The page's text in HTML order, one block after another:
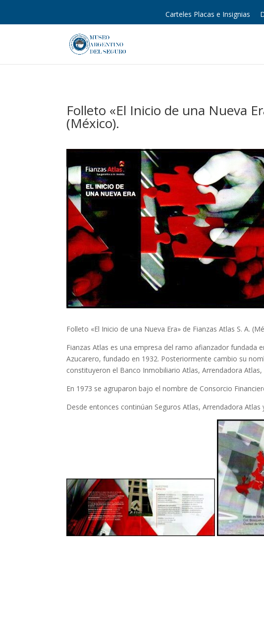
Carteles Placas e Insignias
Folleto «El Inicio de una Nueva
(México).
Folleto «El Inicio de una Nueva Era» de Fianzas Atlas S. A.
Fianzas Atlas es una empresa del ramo afianzador fundada
Azucarero, fundado en 1932. Posteriormente cambio su
constituyeron el Banco Inmobiliario Atlas, Arrendadora
En 1973 se agruparon bajo el nombre de Consorcio
Desde entonces continúan Seguros Atlas, Arrendadora Atlas